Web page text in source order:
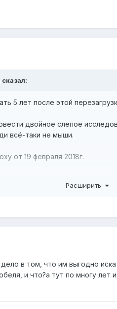
сказал:
5 лет после этой
двойное слепое
всё-таки не мыши.
от 19 февраля 2018г.
Расширить
в том, что им выгодно
и что?а тут по многу лет